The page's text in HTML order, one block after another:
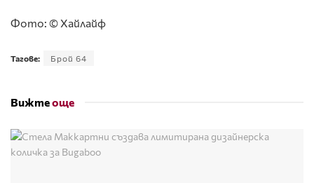
Фото: © Хайлайф
Тагове: Брой 64
Вижтеоще